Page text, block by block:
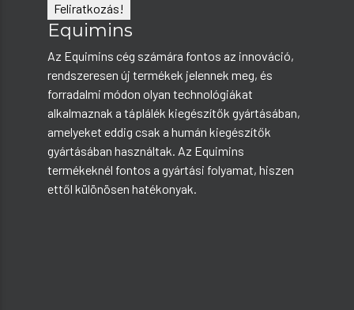
Equimins
Az Equimins cég számára fontos az innováció,
rendszeresen új termékek jelennek meg, és
forradalmi módon olyan technológiákat
alkalmaznak a táplálék kiegészítők gyártásában,
amelyeket eddig csak a humán kiegészítők
gyártásában használtak. Az Equimins
termékeknél fontos a gyártási folyamat, hiszen
ettől különösen hatékonyak.